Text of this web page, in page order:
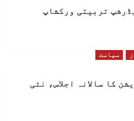
تربیتی ورکشاپ
سیاست
کا سالانہ اجلاس، نئی